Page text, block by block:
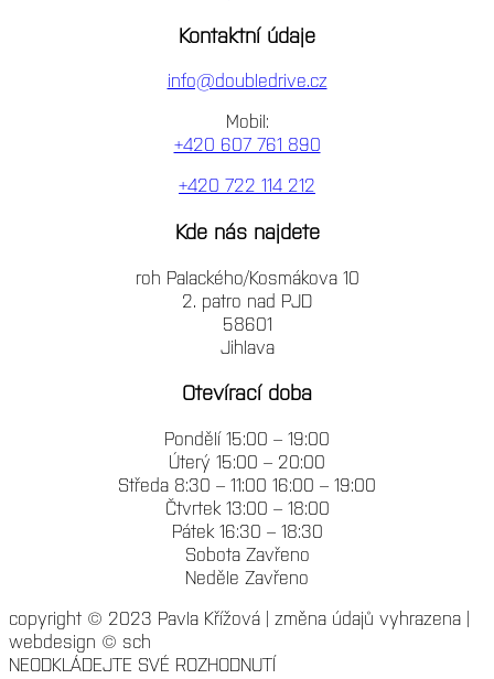
Kontaktní údaje
info@doubledrive.cz
Mobil:
+420 607 761 890
+420 722 114 212
Kde nás najdete
roh Palackého/Kosmákova 10
2. patro nad PJD
58601
Jihlava
Otevírací doba
Pondělí 15:00 – 19:00
Úterý 15:00 – 20:00
Středa 8:30 – 11:00 16:00 – 19:00
Čtvrtek 13:00 – 18:00
Pátek 16:30 – 18:30
Sobota Zavřeno
Neděle Zavřeno
copyright © 2023 Pavla Křížová | změna údajů vyhrazena |
webdesign © sch
NEODKLÁDEJTE SVÉ ROZHODNUTÍ